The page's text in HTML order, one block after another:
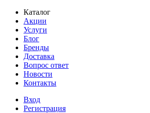
Каталог
Акции
Услуги
Блог
Бренды
Доставка
Вопрос ответ
Новости
Контакты
Вход
Регистрация